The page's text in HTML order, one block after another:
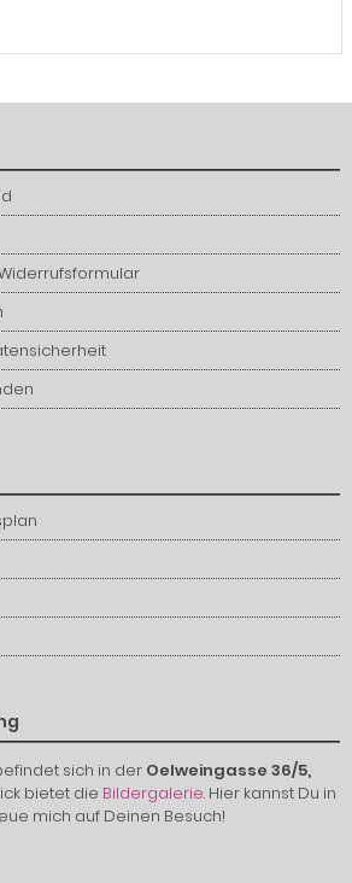
sich in der Oelweingasse 36/5,
bietet die Bildergalerie. Hier kannst Du in
mich auf Deinen Besuch!